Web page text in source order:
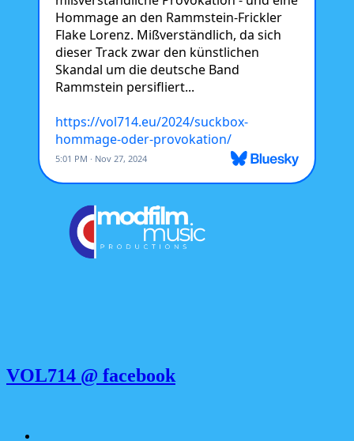
VOL714 @ facebook